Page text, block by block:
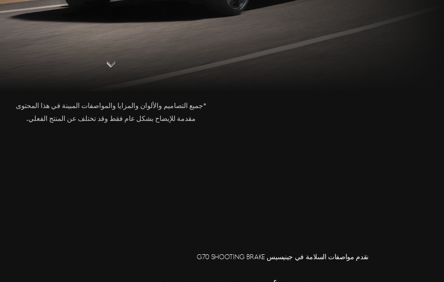
S
c
r
o
l
l
d
o
w
n
*جميع التصاميم والألوان والمزايا والمواصفات المبينة في هذا المحتوى
مقدمة للإيضاح بشكل عام فقط وقد تختلف عن المنتج الفعلي.
نقدم مواصفات السلامة في جينيسيس G70 SHOOTING BRAKE